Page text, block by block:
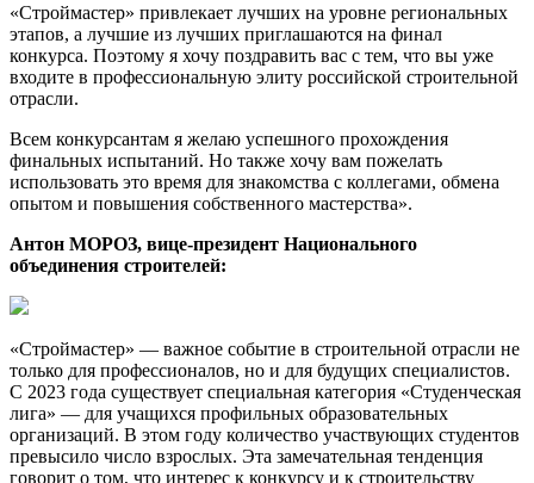
«Строймастер» привлекает лучших на уровне региональных
этапов, а лучшие из лучших приглашаются на финал
конкурса. Поэтому я хочу поздравить вас с тем, что вы уже
входите в профессиональную элиту российской строительной
отрасли.
Всем конкурсантам я желаю успешного прохождения
финальных испытаний. Но также хочу вам пожелать
использовать это время для знакомства с коллегами, обмена
опытом и повышения собственного мастерства».
Антон МОРОЗ, вице-президент Национального
объединения строителей:
«Строймастер» — важное событие в строительной отрасли не
только для профессионалов, но и для будущих специалистов.
С 2023 года существует специальная категория «Студенческая
лига» — для учащихся профильных образовательных
организаций. В этом году количество участвующих студентов
превысило число взрослых. Эта замечательная тенденция
говорит о том, что интерес к конкурсу и к строительству